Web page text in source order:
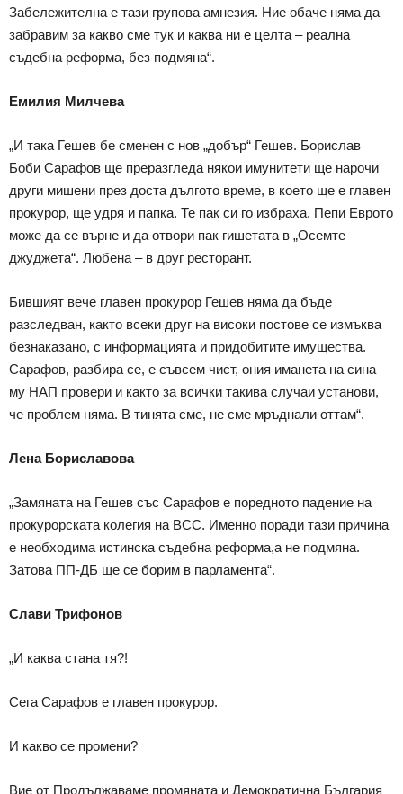
Забележителна е тази групова амнезия. Ние обаче няма да
забравим за какво сме тук и каква ни е целта – реална
съдебна реформа, без подмяна“.
Емилия Милчева
„И така Гешев бе сменен с нов „добър“ Гешев. Борислав
Боби Сарафов ще преразгледа някои имунитети ще нарочи
други мишени през доста дългото време, в което ще е главен
прокурор, ще удря и папка. Те пак си го избраха. Пепи Еврото
може да се върне и да отвори пак гишетата в „Осемте
джуджета“. Любена – в друг ресторант.
Бившият вече главен прокурор Гешев няма да бъде
разследван, както всеки друг на високи постове се измъква
безнаказано, с информацията и придобитите имущества.
Сарафов, разбира се, е съвсем чист, ония иманета на сина
му НАП провери и както за всички такива случаи установи,
че проблем няма. В тинята сме, не сме мръднали оттам“.
Лена Бориславова
„Замяната на Гешев със Сарафов е поредното падение на
прокурорската колегия на ВСС. Именно поради тази причина
е необходима истинска съдебна реформа,а не подмяна.
Затова ПП-ДБ ще се борим в парламента“.
Слави Трифонов
„И каква стана тя?!
Сега Сарафов е главен прокурор.
И какво се промени?
Вие от Продължаваме промяната и Демократична България